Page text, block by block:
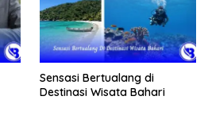
Sensasi Bertualang di
Destinasi Wisata Bahari